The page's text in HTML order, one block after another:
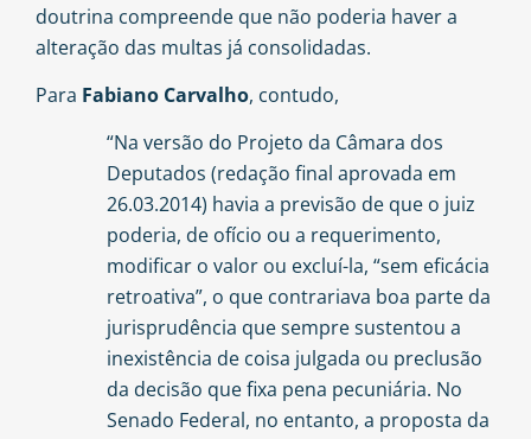
doutrina compreende que não poderia haver a
alteração das multas já consolidadas.
Para Fabiano Carvalho, contudo,
“Na versão do Projeto da Câmara dos
Deputados (redação final aprovada em
26.03.2014) havia a previsão de que o juiz
poderia, de ofício ou a requerimento,
modificar o valor ou excluí-la, “sem eficácia
retroativa”, o que contrariava boa parte da
jurisprudência que sempre sustentou a
inexistência de coisa julgada ou preclusão
da decisão que fixa pena pecuniária. No
Senado Federal, no entanto, a proposta da